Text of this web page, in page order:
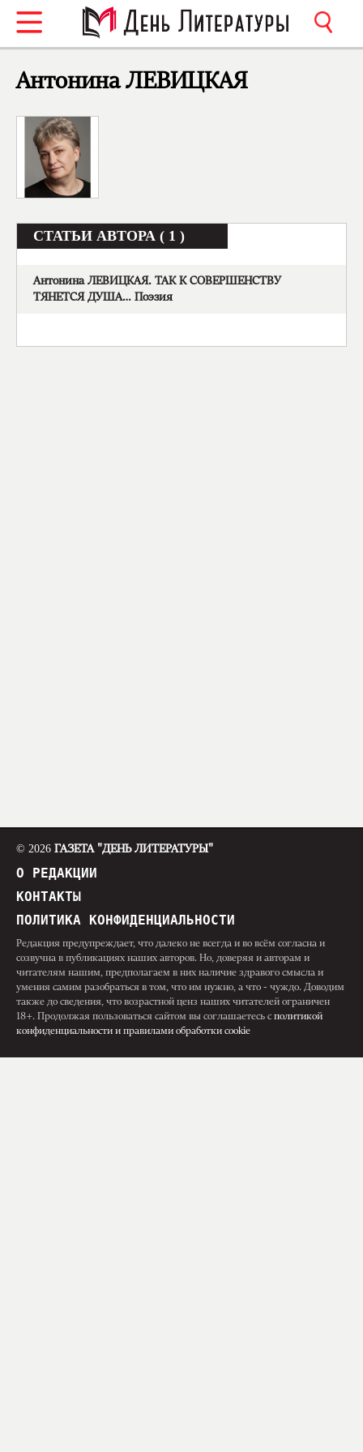
Антонина ЛЕВИЦКАЯ
СТАТЬИ АВТОРА ( 1 )
Антонина ЛЕВИЦКАЯ. ТАК К СОВЕРШЕНСТВУ
ТЯНЕТСЯ ДУША… Поэзия
© 2026 ГАЗЕТА "ДЕНЬ ЛИТЕРАТУРЫ"
О РЕДАКЦИИ
КОНТАКТЫ
ПОЛИТИКА КОНФИДЕНЦИАЛЬНОСТИ
Редакция предупреждает, что далеко не всегда и во всём согласна и
созвучна в публикациях наших авторов. Но, доверяя и авторам и
читателям нашим, предполагаем в них наличие здравого смысла и
умения самим разобраться в том, что им нужно, а что - чуждо. Доводим
также до сведения, что возрастной ценз наших читателей ограничен
18+. Продолжая пользоваться сайтом вы соглашаетесь с политикой
конфиденциальности и правилами обработки cookie